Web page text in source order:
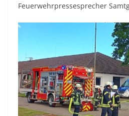
Feuerwehrpressesprecher